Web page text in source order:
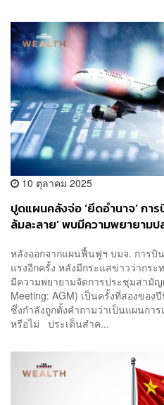
10 ตุลาคม 2025
ปูดแผนคลังจ่อ ‘ยึดอำนาจ’ กา
ล้มละลาย’ พบมีความพยายาม
หลังออกจากแผนฟื้นฟูฯ บมจ. การบิ
แรงอีกครั้ง หลังมีกระแสข่าวว่ากร
มีความพยายามจัดการประชุมสามั
Meeting: AGM) เป็นครั้งที่สองขอ
ซึ่งกำลังถูกตั้งคำถามว่าเป็นแผนการ
หรือไม่ ประเด็นสำค...